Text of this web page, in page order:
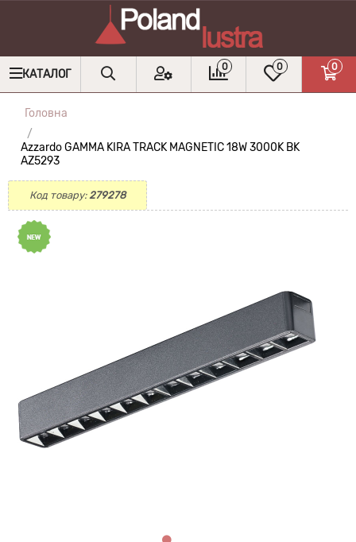
КАТАЛОГ
0 0 0
Головна
Azzardo GAMMA KIRA TRACK MAGNETIC 18W 3000K BK
AZ5293
Код товару:279278